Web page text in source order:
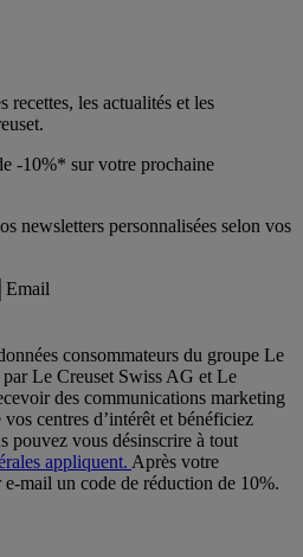
recettes, les actualités et les
-10%* sur votre prochaine
newsletters personnalisées selon vos
Email
consommateurs du groupe Le
Le Creuset Swiss AG et Le
des communications marketing
centres d’intérêt et bénéficiez
pouvez vous désinscrire à tout
appliquent. Après votre
mail un code de réduction de 10%.